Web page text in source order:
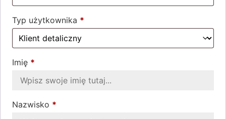
Typ użytkownika *
Imię *
Nazwisko *